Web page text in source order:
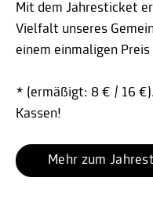
Mit dem Jahresticket
Vielfalt unseres
einem einmaligen
* (ermäßigt: 8 € / 16
Kassen!
Mehr zum